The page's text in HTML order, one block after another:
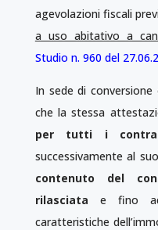
agevolazioni fiscali
a uso abitativo a
Studio n. 960 del
In sede di
che la stessa
per tutti i
successivamente al
contenuto del
rilasciata e fino
caratteristiche